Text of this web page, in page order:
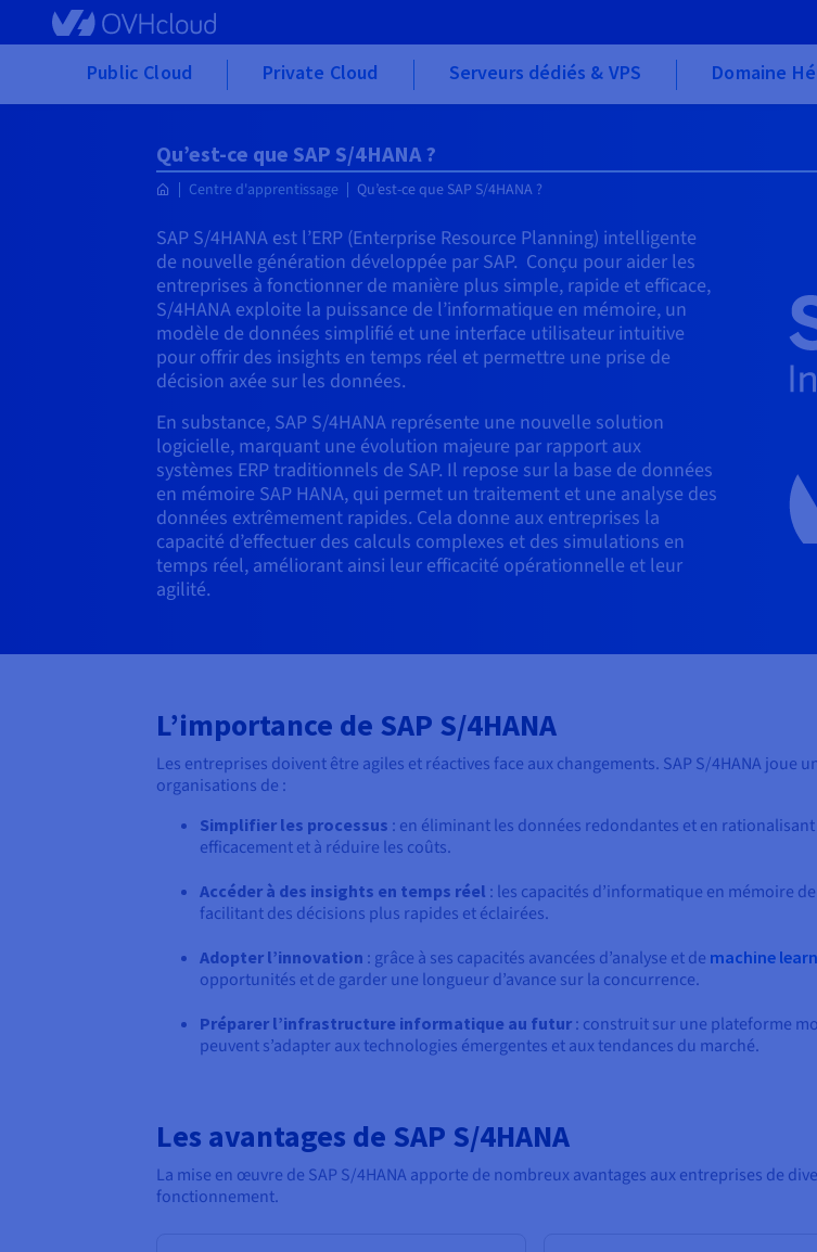
Skip to main content
Public Cloud Private Cloud Serveurs dédiés & VPS Domaine
Qu’est-ce que SAP S/4HANA ?
Centre d'apprentissage Qu’est-ce que SAP S/4HANA ?
SAP S/4HANA est l’ERP (Enterprise Resource Planning) intelligente
de nouvelle génération développée par SAP. Conçu pour aider les
entreprises à fonctionner de manière plus simple, rapide et efficace,
S/4HANA exploite la puissance de l’informatique en mémoire, un
modèle de données simplifié et une interface utilisateur intuitive
pour offrir des insights en temps réel et permettre une prise de
décision axée sur les données.
En substance, SAP S/4HANA représente une nouvelle solution
logicielle, marquant une évolution majeure par rapport aux
systèmes ERP traditionnels de SAP. Il repose sur la base de données
en mémoire SAP HANA, qui permet un traitement et une analyse des
données extrêmement rapides. Cela donne aux entreprises la
capacité d’effectuer des calculs complexes et des simulations en
temps réel, améliorant ainsi leur efficacité opérationnelle et leur
agilité.
L’importance de SAP S/4HANA
Les entreprises doivent être agiles et réactives face aux changements. SAP S/4HANA
organisations de :
Simplifier les processus : en éliminant les données redondantes et en
efficacement et à réduire les coûts.
Accéder à des insights en temps réel : les capacités d’informatique en mémoire
facilitant des décisions plus rapides et éclairées.
Adopter l’innovation : grâce à ses capacités avancées d’analyse et de machine
opportunités et de garder une longueur d’avance sur la concurrence.
Préparer l’infrastructure informatique au futur : construit sur une plateforme
peuvent s’adapter aux technologies émergentes et aux tendances du marché.
Les avantages de SAP S/4HANA
La mise en œuvre de SAP S/4HANA apporte de nombreux avantages aux entreprises de
fonctionnement.